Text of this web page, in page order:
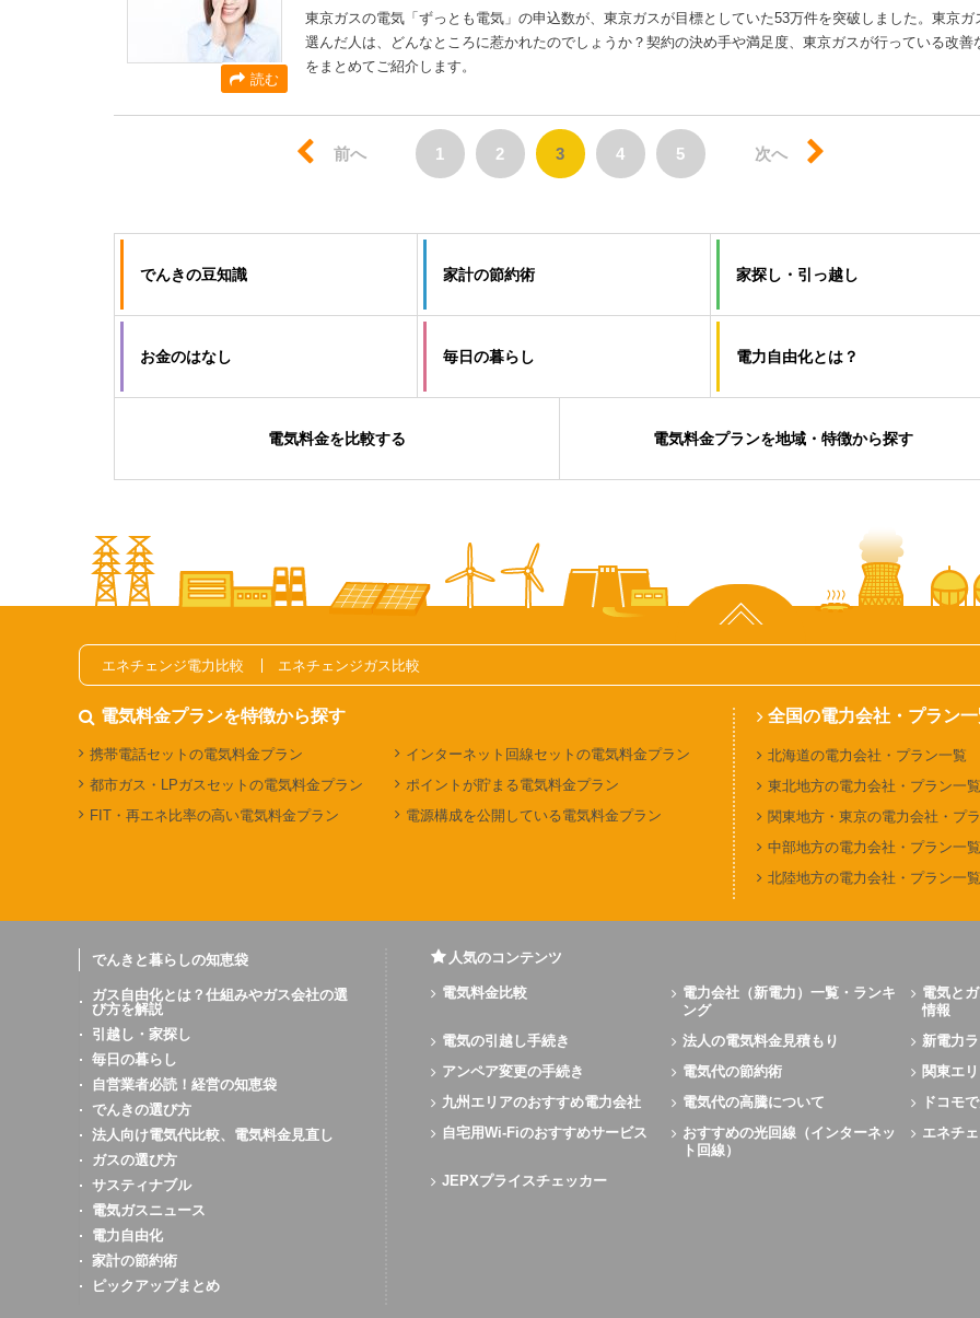
読む
東京ガスの電気「ずっとも電気」の申込数が、東京ガスが目標としていた53万件を突破しました。東京ガ
選んだ人は、どんなところに惹かれたのでしょうか？契約の決め手や満足度、東京ガスが行っている改善
をまとめてご紹介します。
前へ 1 2 3 4 5 次へ
でんきの豆知識 家計の節約術 家探し・引っ越し
お金のはなし 毎日の暮らし 電力自由化とは？
電気料金を比較する 電気料金プランを地域・特徴から探す
ページ上部へ
エネチェンジ電力比較 エネチェンジガス比較
電気料金プランを特徴から探す
携帯電話セットの電気料金プラン
インターネット回線セットの電気料金プラン
都市ガス・LPガスセットの電気料金プラン
ポイントが貯まる電気料金プラン
FIT・再エネ比率の高い電気料金プラン
電源構成を公開している電気料金プラン
全国の電力会社・プラン
北海道の電力会社・プラン一覧
東北地方の電力会社・プラン一覧
関東地方・東京の電力会社・プ
中部地方の電力会社・プラン一覧
北陸地方の電力会社・プラン一覧
でんきと暮らしの知恵袋
ガス自由化とは？仕組みやガス会社の選
び方を解説
引越し・家探し
毎日の暮らし
自営業者必読！経営の知恵袋
でんきの選び方
法人向け電気代比較、電気料金見直し
ガスの選び方
サスティナブル
電気ガスニュース
電力自由化
家計の節約術
ピックアップまとめ
人気のコンテンツ
電気料金比較
電力会社（新電力）一覧・ランキ
ング
電気と
情報
電気の引越し手続き 法人の電気料金見積もり 新電力
アンペア変更の手続き
電気代の節約術 関東エ
九州エリアのおすすめ電力会社
電気代の高騰について ドコモ
自宅用Wi-Fiのおすすめサービス
おすすめの光回線（インターネッ
ト回線）
エネチ
JEPXプライスチェッカー